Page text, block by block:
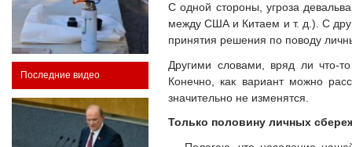
Последние видео
С одной стороны, угроза
между США и Китаем и т. д.). С
принятия решения по поводу
Другими словами, вряд ли что-
Конечно, как вариант можно
значительно не изменятся.
Только половину личных